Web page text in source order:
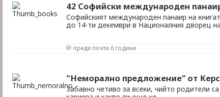
42 Софийски международен
Софийският международен панаир на
до 14-ти декември в Националния дворец
преди почти 6 години
"Неморално предложение" от
Забавно четиво за всеки, чийто родители